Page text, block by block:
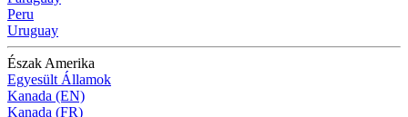
Peru
Uruguay
Észak Amerika
Egyesült Államok
Kanada (EN)
Kanada (FR)